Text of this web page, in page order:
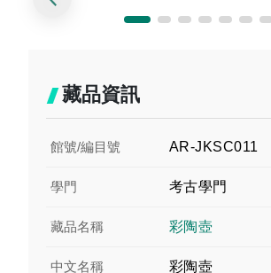
藏品資訊
館號/編目號 AR-JKSC011
學門 考古學門
藏品名稱 彩陶壺
中文名稱 彩陶壺